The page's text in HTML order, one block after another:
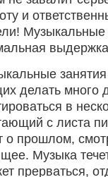
и
Музыкальные
делать много
в
с листа
о прошлом,
Музыка
прерваться,